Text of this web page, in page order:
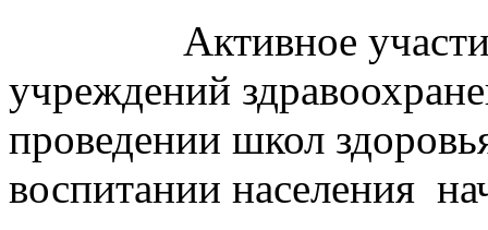
Активное
учреждений
проведении школ
воспитании населения